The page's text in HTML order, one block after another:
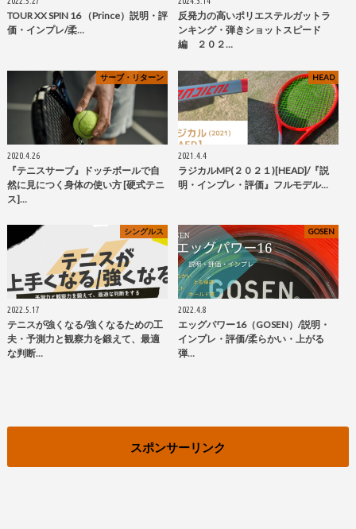
TOUR XX SPIN 16 （Prince）説明・評
価・インプレ/柔…
反発力の高いポリエステルガットラ
ンキング・弾きショットスピード
編 ２０２…
サーブ・リターン
2020.4.26
『テニスサーブ』ドッチボールで自
然に見につく身体の使い方 [硬式テニ
ス]…
HEAD
2021.4.4
ラジカルMP(２０２１)[HEAD]/『説
明・インプレ・評価』フルモデル…
シングルス
2022.5.17
テニスが強くなる/強くなるための工
夫・予測力と観察力を鍛えて、最適
な判断…
GOSEN
2022.4.8
エッグパワー16（GOSEN）/説明・
インプレ・評価/柔らかい・上がる
弾…
スポンサーリンク